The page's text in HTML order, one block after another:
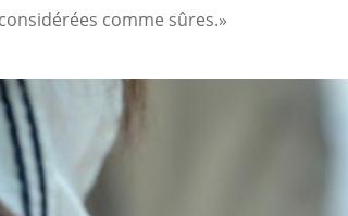
comme sûres.»